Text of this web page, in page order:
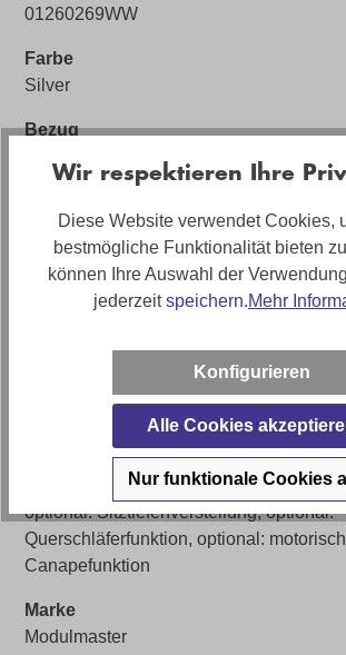
01260269WW
Farbe
Silver
Bezug
Stoff Velvet
Artikelabmessungen
Breite: ca. 332cm, Tiefe: ca. 220cm
Artikel Bezeichnung
Modulmaster Wohnlandschaft Tailor in
Artikelfunktionen
optional: Sitztiefenverstellung, optional:
Querschläferfunktion, optional:
Canapefunktion
Marke
Modulmaster
Wir respektieren Ihre
Diese Website verwendet Cookies,
bestmögliche Funktionalität bieten
können Ihre Auswahl der
jederzeitspeichern.Mehr
Konfigurieren
Alle Cookies
Nur funktionale Cookies